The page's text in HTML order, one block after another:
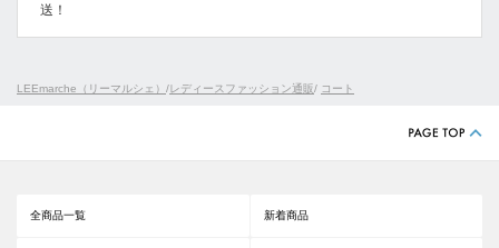
送！
LEEmarche（リーマルシェ） /レディースファッション通販/ コート
全商品一覧 新着商品